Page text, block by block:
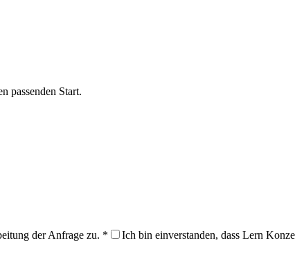
passenden Start.
der Anfrage zu. *
Ich bin einverstanden, dass Lern